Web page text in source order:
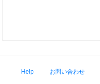
Help お問い合わせ